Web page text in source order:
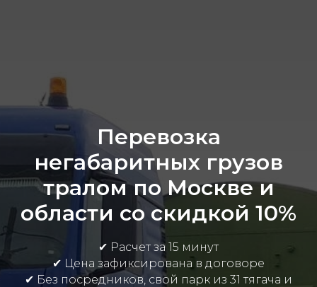
Перевозка
негабаритных грузов
тралом по Москве и
области со скидкой 10%
✔ Расчет за 15 минут
✔ Цена зафиксирована в договоре
✔ Без посредников, свой парк из 31 тягача и